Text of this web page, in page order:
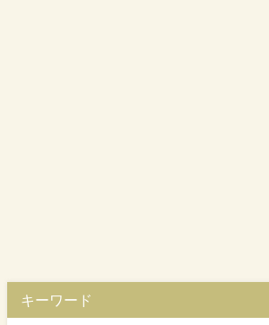
キーワード